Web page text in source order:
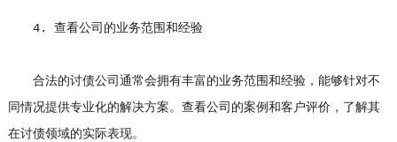
4. 查看公司的业务范围和经验
合法的讨债公司通常会拥有丰富的业务范围和经验，能够针对不
同情况提供专业化的解决方案。查看公司的案例和客户评价，了解其
在讨债领域的实际表现。